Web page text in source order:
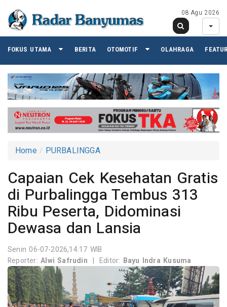
08 Agu 2026
FOKUS UTAMA BERITA OTOMOTIF OLAHRAGA
Home PURBALINGGA
Capaian Cek Kesehatan Gratis
di Purbalingga Tembus 313
Ribu Peserta, Didominasi
Dewasa dan Lansia
Senin 06-07-2026,14:17 WIB
Reporter:Alwi Safrudin | Editor: Bayu Indra Kusuma